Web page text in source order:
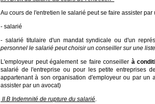
Au cours de l'entretien le salarié peut se faire assister
- salarié
- salarié titulaire d'un mandat syndicale ou d'un
personnel le salarié peut choisir un conseiller sur une
L'employeur peut également se faire conseiller à
salarié de l'entreprise ou pour les petite entreprises
appartenant à son organisation d'employeur ou par
assister par un avocat)
II.B Indemnité de rupture du salarié